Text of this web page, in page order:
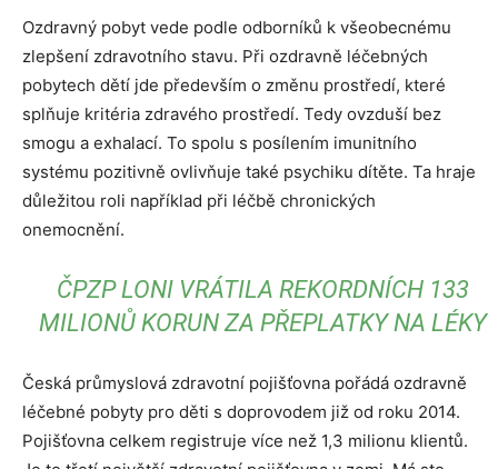
Ozdravný pobyt vede podle odborníků k všeobecnému
zlepšení zdravotního stavu. Při ozdravně léčebných
pobytech dětí jde především o změnu prostředí, které
splňuje kritéria zdravého prostředí. Tedy ovzduší bez
smogu a exhalací. To spolu s posílením imunitního
systému pozitivně ovlivňuje také psychiku dítěte. Ta hraje
důležitou roli například při léčbě chronických
onemocnění.
ČPZP LONI VRÁTILA REKORDNÍCH 133
MILIONŮ KORUN ZA PŘEPLATKY NA LÉKY
Česká průmyslová zdravotní pojišťovna pořádá ozdravně
léčebné pobyty pro děti s doprovodem již od roku 2014.
Pojišťovna celkem registruje více než 1,3 milionu klientů.